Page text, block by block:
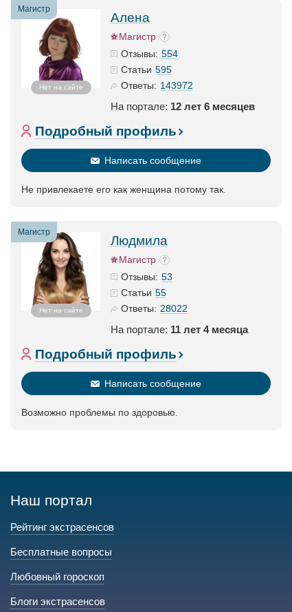
Магистр
Нет на сайте
Алена
Магистр
Отзывы: 554
Статьи 595
Ответы: 143972
На портале: 12 лет 6 месяцев
Подробный профиль
Написать сообщение
Не привлекаете его как женщина потому так.
Магистр
Нет на сайте
Людмила
Магистр
Отзывы: 53
Статьи 55
Ответы: 28022
На портале: 11 лет 4 месяца
Подробный профиль
Написать сообщение
Возможно проблемы по здоровью.
Наш портал
Рейтинг экстрасенсов
Бесплатные вопросы
Любовный гороскоп
Блоги экстрасенсов